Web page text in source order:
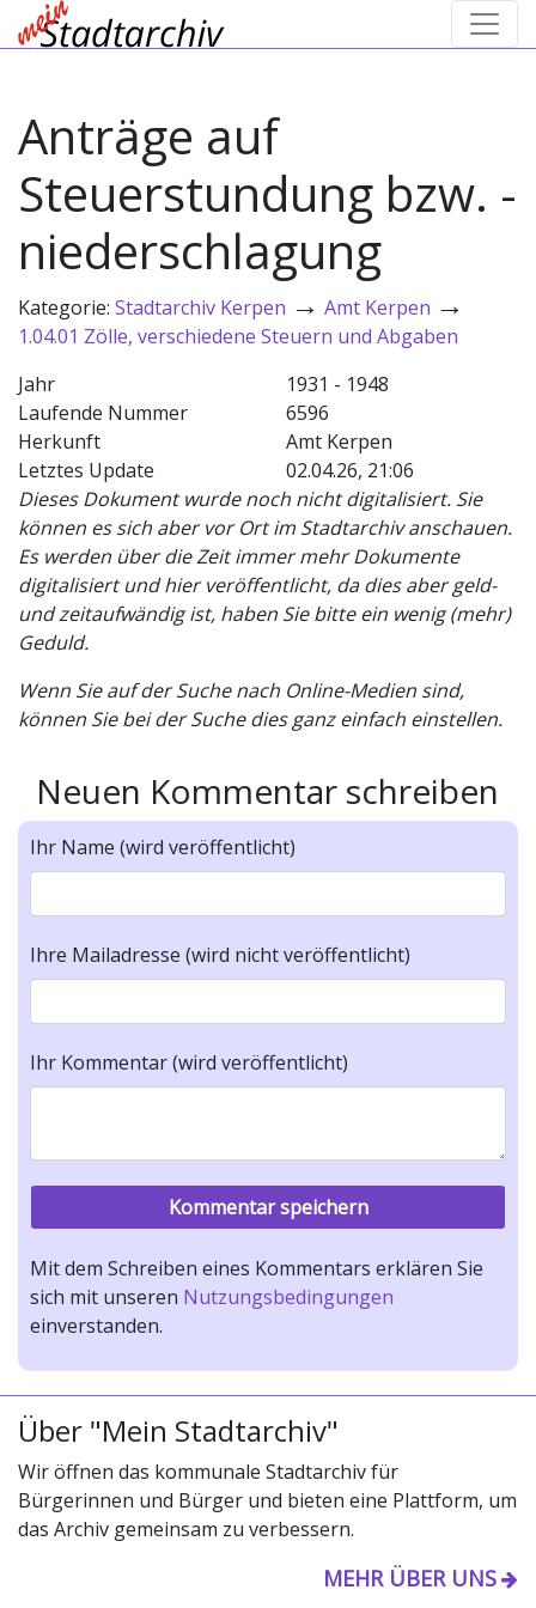
Anträge auf
Steuerstundung bzw. -
niederschlagung
Kategorie: Stadtarchiv Kerpen → Amt Kerpen →
1.04.01 Zölle, verschiedene Steuern und Abgaben
Jahr
1931 - 1948
Laufende Nummer
6596
Herkunft
Amt Kerpen
Letztes Update
02.04.26, 21:06
Dieses Dokument wurde noch nicht digitalisiert. Sie
können es sich aber vor Ort im Stadtarchiv anschauen.
Es werden über die Zeit immer mehr Dokumente
digitalisiert und hier veröffentlicht, da dies aber geld-
und zeitaufwändig ist, haben Sie bitte ein wenig (mehr)
Geduld.
Wenn Sie auf der Suche nach Online-Medien sind,
können Sie bei der Suche dies ganz einfach einstellen.
Neuen Kommentar schreiben
Ihr Name (wird veröffentlicht)
Ihre Mailadresse (wird nicht veröffentlicht)
Ihr Kommentar (wird veröffentlicht)
Mit dem Schreiben eines Kommentars erklären Sie
sich mit unseren Nutzungsbedingungen
einverstanden.
Über "Mein Stadtarchiv"
Wir öffnen das kommunale Stadtarchiv für
Bürgerinnen und Bürger und bieten eine Plattform, um
das Archiv gemeinsam zu verbessern.
MEHR ÜBER UNS